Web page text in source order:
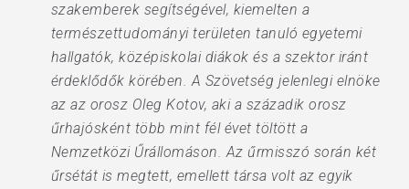
szakemberek segítségével, kiemelten a
természettudományi területen tanuló egyetemi
hallgatók, középiskolai diákok és a szektor iránt
érdeklődők körében. A Szövetség jelenlegi elnöke
az az orosz Oleg Kotov, aki a századik orosz
űrhajósként több mint fél évet töltött a
Nemzetközi Űrállomáson. Az űrmisszó során két
űrsétát is megtett, emellett társa volt az egyik